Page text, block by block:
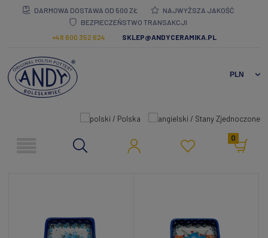
DARMOWA DOSTAWA OD 500 ZŁ
NAJWYŻSZA JAKOŚĆ
BEZPIECZEŃSTWO TRANSAKCJI
+48 600 352 624
SKLEP@ANDYCERAMIKA.PL
0